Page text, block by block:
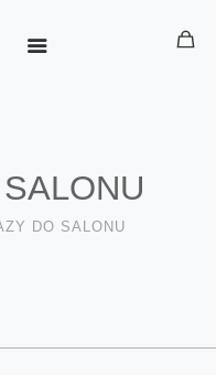
DO SALONU